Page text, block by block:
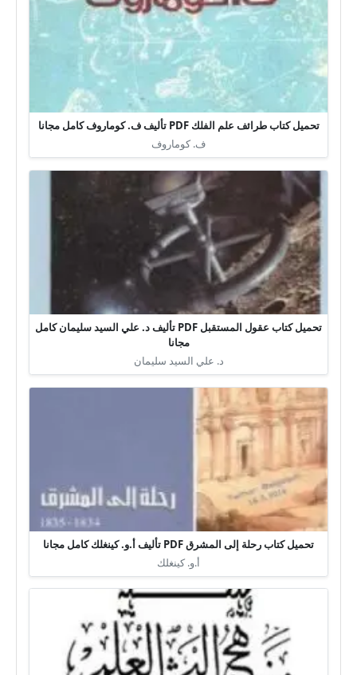
تحميل كتاب طرائف علم الفلك PDF تأليف ف. كوماروف كامل مجانا
ف. كوماروف
تحميل كتاب عقول المستقبل PDF تأليف د. علي السيد سليمان كامل
مجانا
د. علي السيد سليمان
تحميل كتاب رحلة إلى المشرق PDF تأليف أ.و. كينغلك كامل مجانا
أ.و. كينغلك